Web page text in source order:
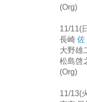
(Org)
11/11(
長崎 佐
大野雄
松島啓
(Org)
11/13(